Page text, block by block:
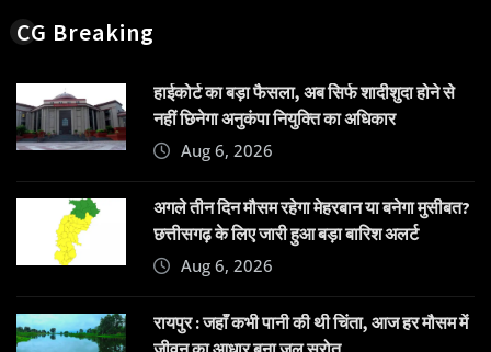
CG Breaking
हाईकोर्ट का बड़ा फैसला, अब सिर्फ शादीशुदा होने से
नहीं छिनेगा अनुकंपा नियुक्ति का अधिकार
Aug 6, 2026
अगले तीन दिन मौसम रहेगा मेहरबान या बनेगा मुसीबत?
छत्तीसगढ़ के लिए जारी हुआ बड़ा बारिश अलर्ट
Aug 6, 2026
रायपुर : जहाँ कभी पानी की थी चिंता, आज हर मौसम में